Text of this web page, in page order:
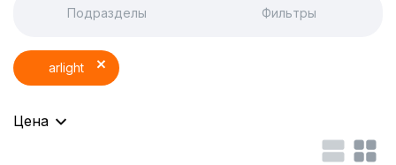
Подразделы Фильтры
arlight
Цена